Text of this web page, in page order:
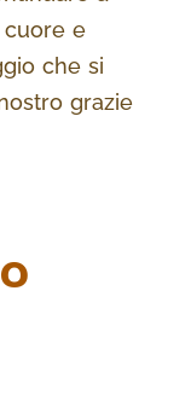
e
che si
grazie